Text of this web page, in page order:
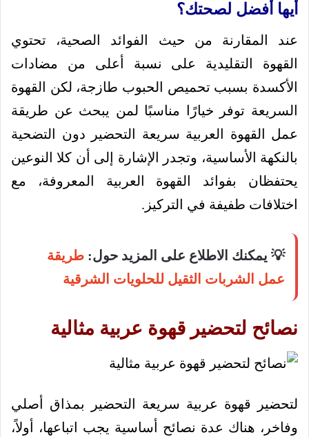
أيها أفضل لصحتك؟
عند المقارنة من حيث الفوائد الصحية، تحتوي
القهوة التقليدية على نسبة أعلى من مضادات
الأكسدة بسبب تحميص الحبوب طازجة، لكن القهوة
السريعة توفر خيارًا مناسبًا لمن يبحث عن طريقة
عمل القهوة العربية سريعة التحضير دون التضحية
بالنكهة الأساسية، وتجدر الإشارة إلى أن كلا النوعين
يحتفظان بفوائد القهوة العربية المعروفة، مع
اختلافات طفيفة في التركيز.
💡 يمكنك الاطلاع على المزيد حول: طريقة
عمل الشربات الثقيل للحلويات الشرقية
نصائح لتحضير قهوة عربية مثالية
لتحضير قهوة عربية سريعة التحضير بمذاق أصلي
وفاخر، هناك عدة نصائح أساسية يجب اتباعها، أولاً،